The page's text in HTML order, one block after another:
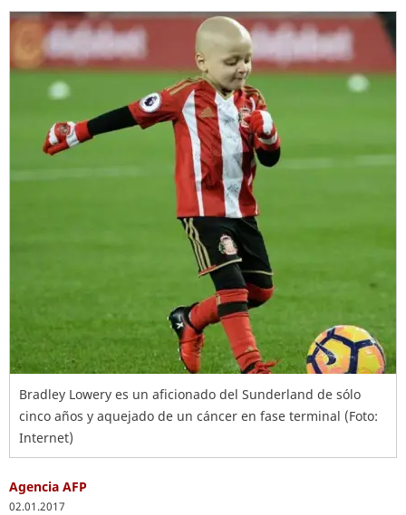
Bradley Lowery es un aficionado del Sunderland de sólo
cinco años y aquejado de un cáncer en fase terminal (Foto:
Internet)
Agencia AFP
02.01.2017